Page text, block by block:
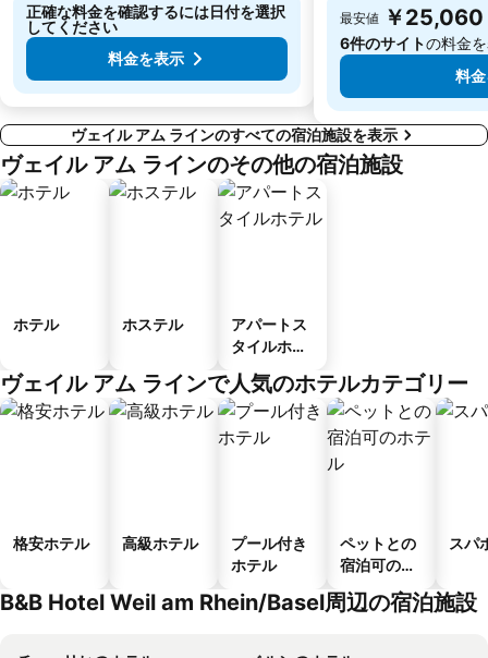
正確な料金を確認するには日付を選択
してください
料金を表示
最安値 ￥25,060
6件のサイトの料金
料
ヴェイル アム ラインのすべての宿泊施設を表示
ヴェイル アム ラインのその他の宿泊施設
ホテル ホステル
アパートス
タイルホテ
ヴェイル アム ラインで人気のホテルカテゴリー
格安ホテル 高級ホテル
プール付き
ホテル
ペットとの
宿泊可のホ
スパ
B&B Hotel Weil am Rhein/Basel周辺の宿泊施設